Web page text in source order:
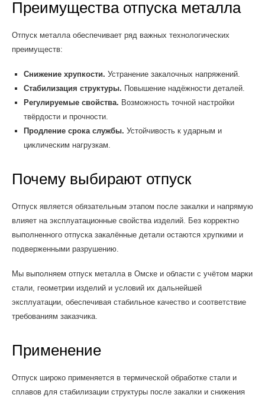
Преимущества отпуска металла
Отпуск металла обеспечивает ряд важных технологических
преимуществ:
Снижение хрупкости. Устранение закалочных напряжений.
Стабилизация структуры. Повышение надёжности деталей.
Регулируемые свойства. Возможность точной настройки
твёрдости и прочности.
Продление срока службы. Устойчивость к ударным и
циклическим нагрузкам.
Почему выбирают отпуск
Отпуск является обязательным этапом после закалки и напрямую
влияет на эксплуатационные свойства изделий. Без корректно
выполненного отпуска закалённые детали остаются хрупкими и
подверженными разрушению.
Мы выполняем отпуск металла в Омске и области с учётом марки
стали, геометрии изделий и условий их дальнейшей
эксплуатации, обеспечивая стабильное качество и соответствие
требованиям заказчика.
Применение
Отпуск широко применяется в термической обработке стали и
сплавов для стабилизации структуры после закалки и снижения